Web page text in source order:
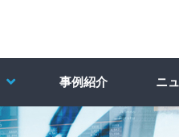
事例紹介 ニ